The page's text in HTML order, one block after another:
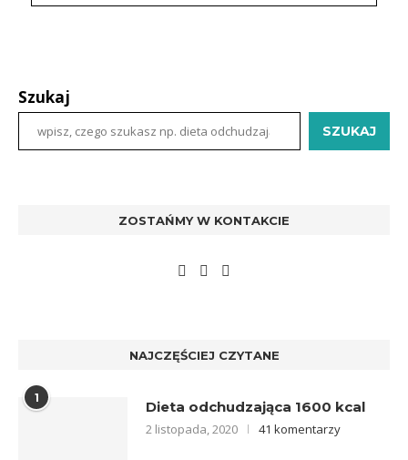
Szukaj
SZUKAJ
ZOSTAŃMY W KONTAKCIE
NAJCZĘŚCIEJ CZYTANE
1
Dieta odchudzająca 1600 kcal
2 listopada, 2020 41 komentarzy